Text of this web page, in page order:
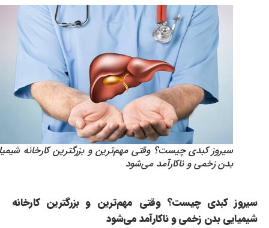
سیروز کبدی چیست؟ وقتی مهم‌ترین و بزرگترین کارخانه شیمیایی
بدن زخمی و ناکارآمد می‌شود
سیروز کبدی چیست؟ وقتی مهم‌ترین و بزرگترین کارخانه
شیمیایی بدن زخمی و ناکارآمد می‌شود